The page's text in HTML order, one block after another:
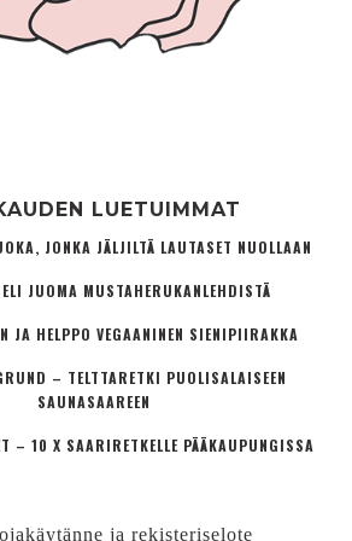
LUETUIMMAT
JONKA JÄLJILTÄ LAUTASET NUOLLAAN
JUOMA MUSTAHERUKANLEHDISTÄ
JA HELPPO VEGAANINEN SIENIPIIRAKKA
– TELTTARETKI PUOLISALAISEEN
SAUNASAAREEN
– 10 X SAARIRETKELLE PÄÄKAUPUNGISSA
ja rekisteriselote